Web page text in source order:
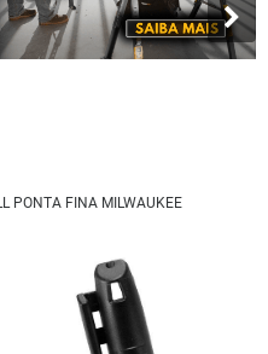
PONTA FINA MILWAUKEE